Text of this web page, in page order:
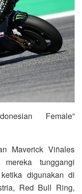
Female”
Maverick Viñales
tunggangi
digunakan di
Red Bull Ring,